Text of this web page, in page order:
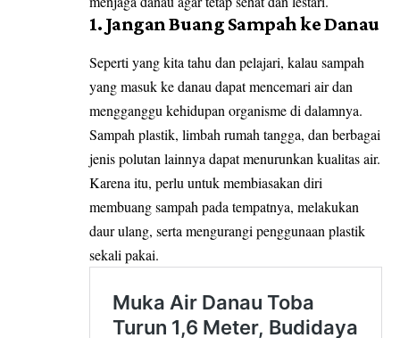
1. Jangan Buang Sampah ke Danau
Seperti yang kita tahu dan pelajari, kalau sampah
yang masuk ke danau dapat mencemari air dan
mengganggu kehidupan organisme di dalamnya.
Sampah plastik, limbah rumah tangga, dan berbagai
jenis polutan lainnya dapat menurunkan kualitas air.
Karena itu, perlu untuk membiasakan diri
membuang sampah pada tempatnya, melakukan
daur ulang, serta mengurangi penggunaan plastik
sekali pakai.